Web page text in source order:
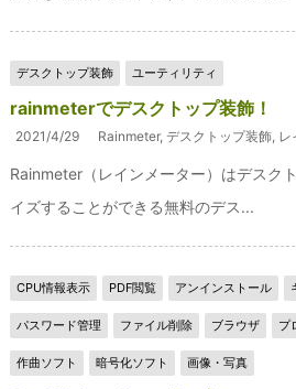
デスクトップ装飾 ユーティリティ
rainmeterでデスクトップ装飾！
2021/4/29 Rainmeter, デスクトップ装飾, レ
Rainmeter（レインメーター）はデスク
イズすることができる無料のデス...
CPU情報表示 PDF閲覧 アンインストール
パスワード管理 ファイル削除 ブラウザ プ
作曲ソフト 暗号化ソフト 画像・写真